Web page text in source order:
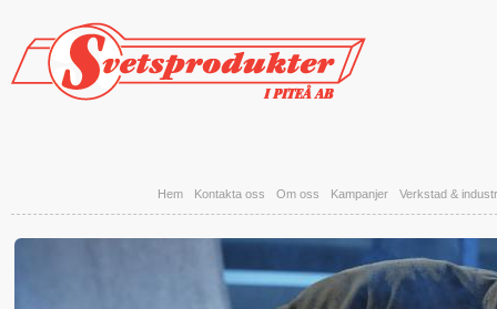
Hem Kontakta oss Om oss Kampanjer Verkstad &